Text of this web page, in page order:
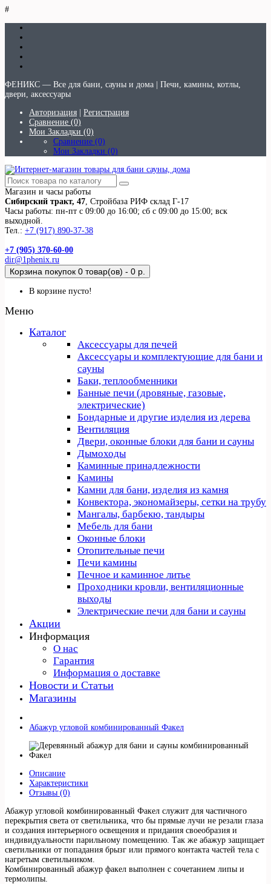
#
ФЕНИКС — Все для бани, сауны и дома | Печи, камины, котлы,
двери, аксессуары
Авторизация
Регистрация
Сравнение (0)
Мои Закладки (0)
Сравнение (0)
Мои Закладки (0)
Магазин и часы работы
Сибирский тракт, 47, Стройбаза РИФ склад Г-17
Часы работы: пн-пт с 09:00 до 16:00; сб с 09:00 до 15:00; вск
выходной.
Тел.: +7 (917) 890-37-38
+7 (905) 370-60-00
dir@1phenix.ru
Корзина покупок 0 товар(ов) - 0 р.
В корзине пусто!
Меню
Каталог
Аксессуары для печей
Аксессуары и комплектующие для бани и
сауны
Баки, теплообменники
Банные печи (дровяные, газовые,
электрические)
Бондарные и другие изделия из дерева
Вентиляция
Двери, оконные блоки для бани и сауны
Дымоходы
Каминные принадлежности
Камины
Камни для бани, изделия из камня
Конвектора, экономайзеры, сетки на трубу
Мангалы, барбекю, тандыры
Мебель для бани
Оконные блоки
Отопительные печи
Печи камины
Печное и каминное литье
Проходники кровли, вeнтиляционные
выходы
Электрические печи для бани и сауны
Акции
Информация
О нас
Гарантия
Информация о доставке
Новости и Статьи
Магазины
Абажур угловой комбинированный Факел
Описание
Характеристики
Отзывы (0)
Абажур угловой комбинированный Факел служит для частичного
перекрытия света от светильника, что бы прямые лучи не резали глаза
и создания интерьерного освещения и придания своеобразия и
индивидуальности парильному помещению. Так же абажур защищает
светильники от попадания брызг или прямого контакта частей тела с
нагретым светильником.
Комбинированный абажур факел выполнен с сочетанием липы и
термолипы.